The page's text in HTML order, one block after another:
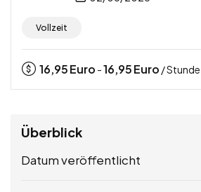
Vollzeit
16,95Euro -16,95Euro / Stunde
Überblick
Datum veröffentlicht